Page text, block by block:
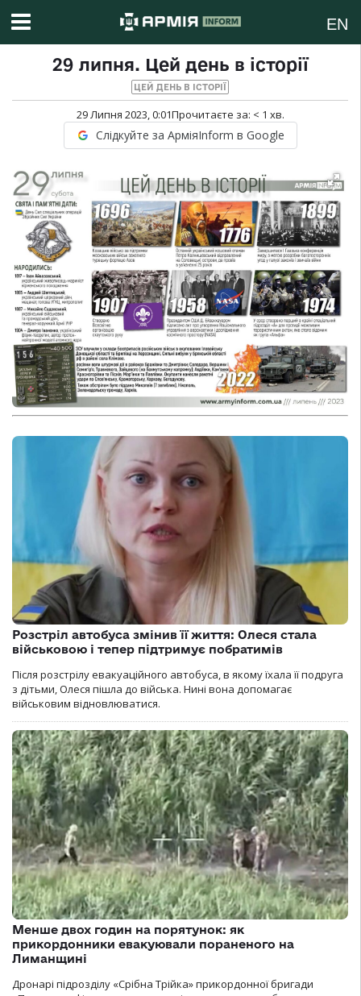
EN
29 липня. Цей день в історії
ЦЕЙ ДЕНЬ В ІСТОРІЇ
29 Липня 2023, 0:01Прочитаєте за: < 1 хв.
Слідкуйте за АрміяInform в Google
Розстріл автобуса змінив її життя: Олеся стала
військовою і тепер підтримує побратимів
Після розстрілу евакуаційного автобуса, в якому їхала її подруга
з дітьми, Олеся пішла до війська. Нині вона допомагає
військовим відновлюватися.
Менше двох годин на порятунок: як
прикордонники евакуювали пораненого на
Лиманщині
Дронарі підрозділу «Срібна Трійка» прикордонної бригади